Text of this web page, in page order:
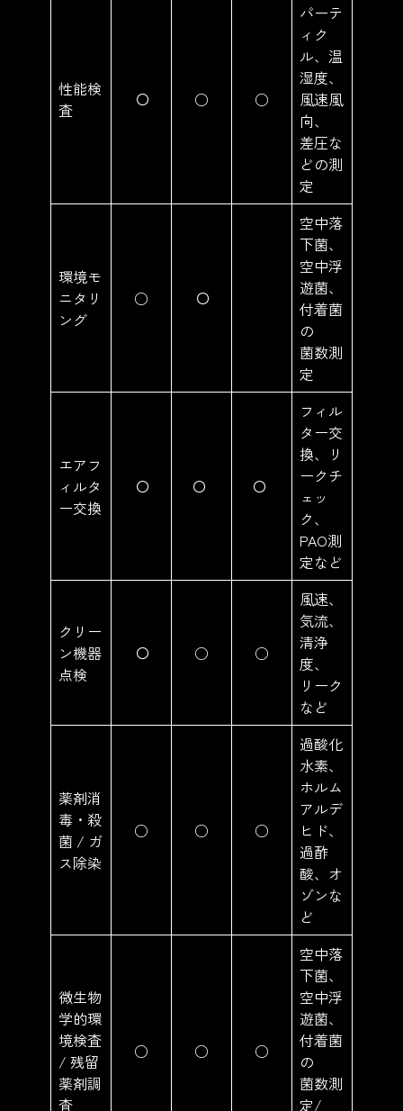
性能検
査
〇 ○ ○
パーテ
ィク
ル、温
湿度、
風速風
向、
差圧な
どの測
定
環境モ
ニタリ
ング
○ 〇
空中落
下菌、
空中浮
遊菌、
付着菌
の
菌数測
定
エアフ
ィルタ
ー交換
〇 〇 〇
フィル
ター交
換、リ
ークチ
ェッ
ク、
PAO測
定など
クリー
ン機器
点検
〇 ○ ○
風速、
気流、
清浄
度、
リーク
など
薬剤消
毒・殺
菌 / ガ
ス除染
○ ○ ○
過酸化
水素、
ホルム
アルデ
ヒド、
過酢
酸、オ
ゾンな
ど
微生物
学的環
境検査
/ 残留
薬剤調
査
○ ○ ○
空中落
下菌、
空中浮
遊菌、
付着菌
の
菌数測
定/